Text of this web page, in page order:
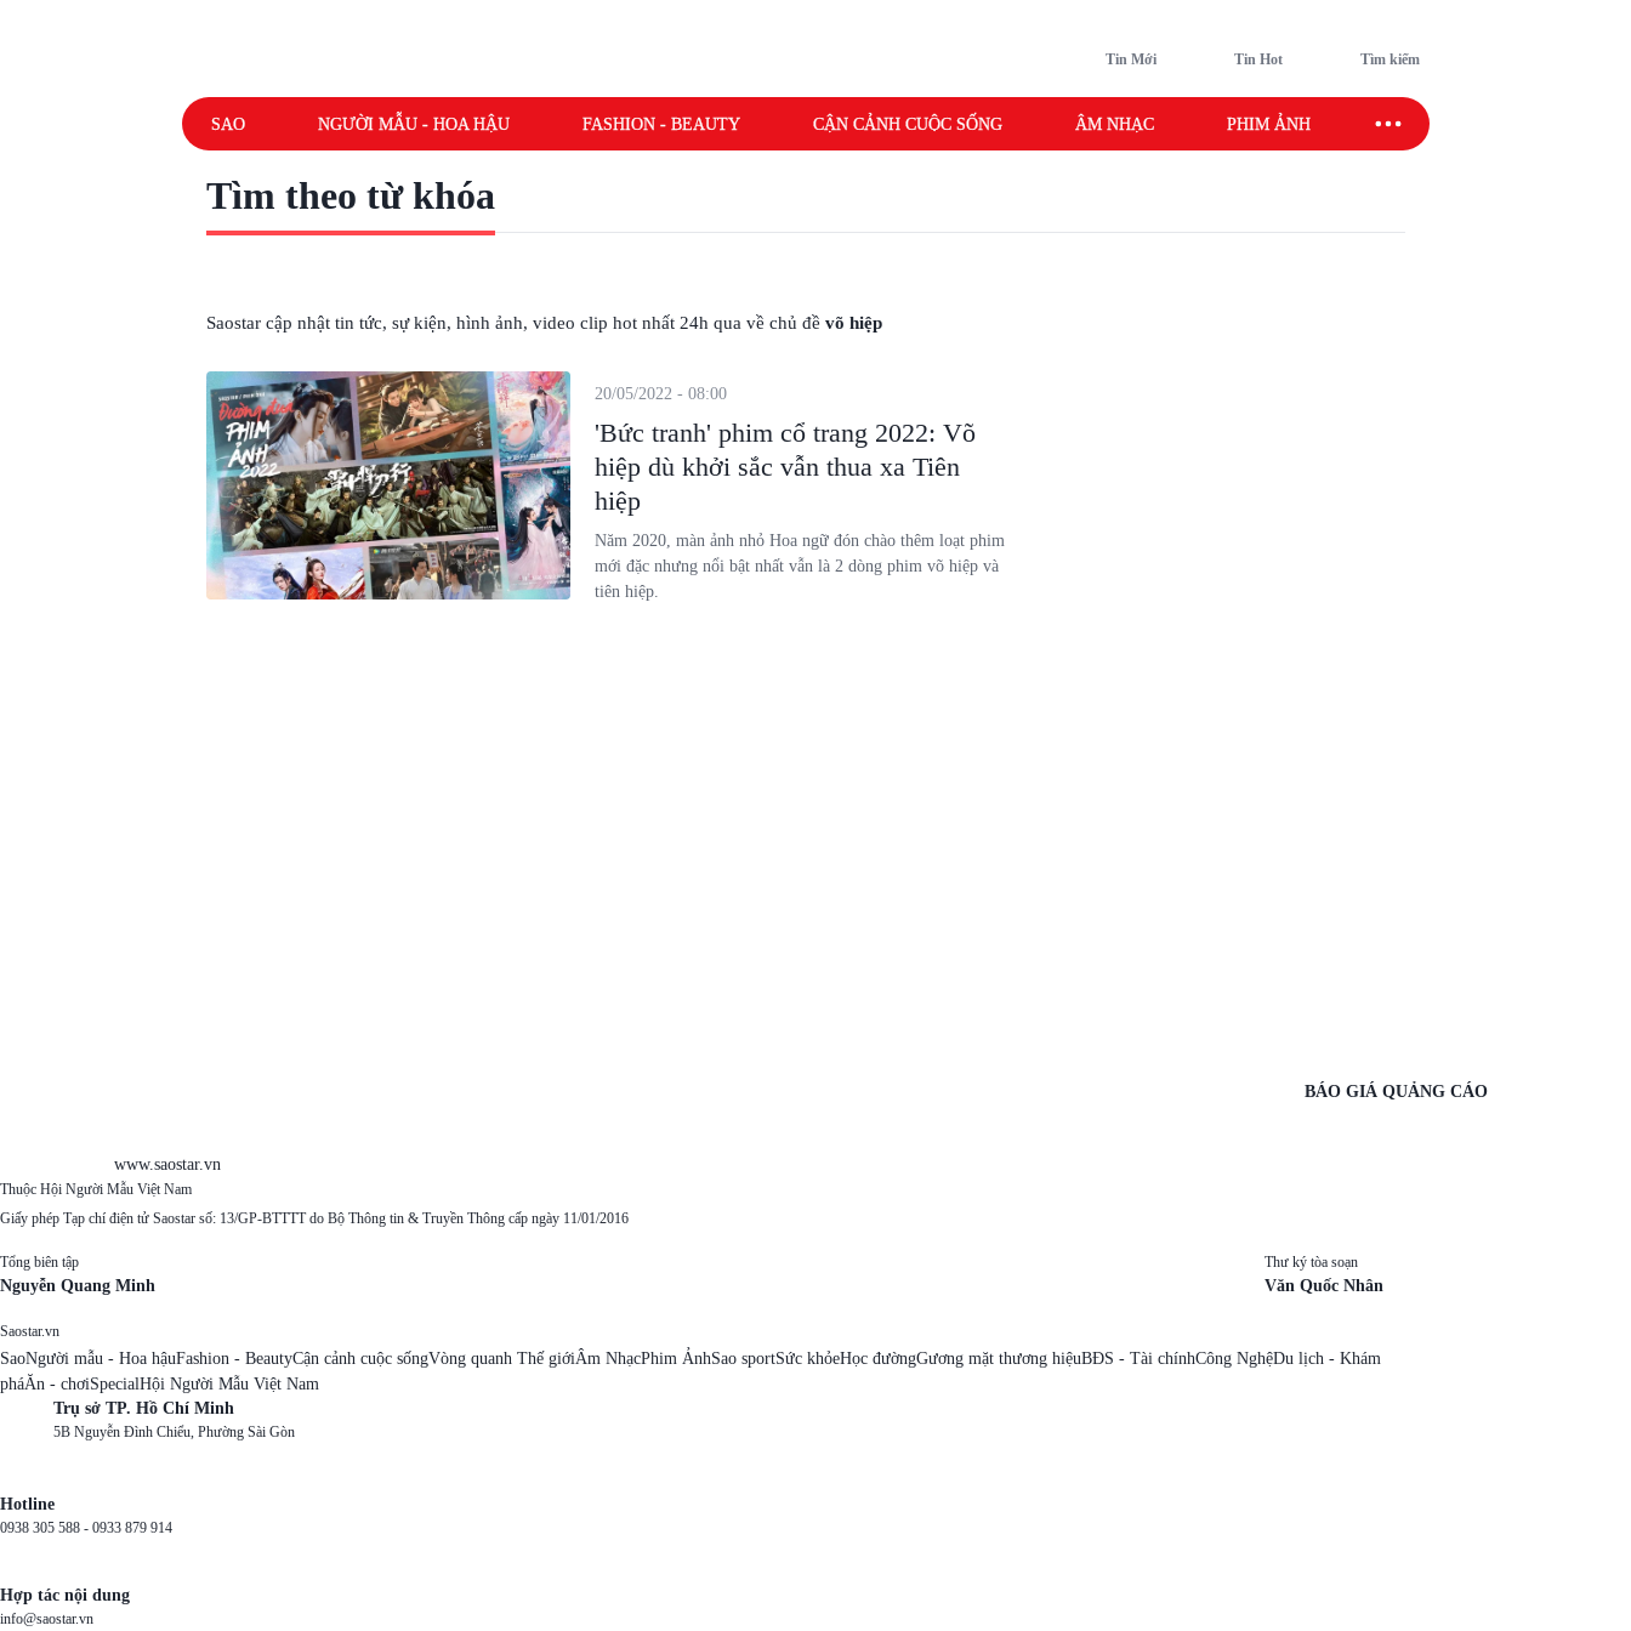
Tin Mới Tin Hot Tìm kiếm
SAO NGƯỜI MẪU - HOA HẬU FASHION - BEAUTY CẬN CẢNH CUỘC SỐNG ÂM NHẠC PHIM ẢNH SAO SPORT
Tìm theo từ khóa
Saostar cập nhật tin tức, sự kiện, hình ảnh, video clip hot nhất 24h qua về chủ đề võ hiệp
'Bức tranh' phim cổ trang 2022: Võ
hiệp dù khởi sắc vẫn thua xa Tiên
hiệp
20/05/2022 - 08:00
Năm 2020, màn ảnh nhỏ Hoa ngữ đón chào thêm loạt phim
mới đặc nhưng nổi bật nhất vẫn là 2 dòng phim võ hiệp và
tiên hiệp.
www.saostar.vn
BÁO GIÁ QUẢNG CÁO
Thuộc Hội Người Mẫu Việt Nam
Giấy phép Tạp chí điện tử Saostar số: 13/GP-BTTTT do Bộ Thông tin & Truyền Thông cấp ngày 11/01/2016
Tổng biên tập
Nguyễn Quang Minh
Thư ký tòa soạn
Văn Quốc Nhân
Saostar.vn
SaoNgười mẫu - Hoa hậuFashion - BeautyCận cảnh cuộc sốngVòng quanh Thế giớiÂm NhạcPhim ẢnhSao sportSức khỏeHọc đườngGương mặt thương hiệuBĐS - Tài chínhCông NghệDu lịch - Khám
pháĂn - chơiSpecialHội Người Mẫu Việt Nam
Trụ sở TP. Hồ Chí Minh
5B Nguyễn Đình Chiểu, Phường Sài Gòn
Hotline
0938 305 588 - 0933 879 914
Hợp tác nội dung
info@saostar.vn